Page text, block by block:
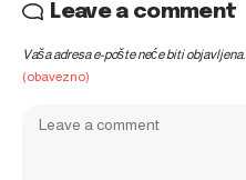
Leave a comment
Vaša adresa e-pošte neće biti objavljena.
(obavezno)